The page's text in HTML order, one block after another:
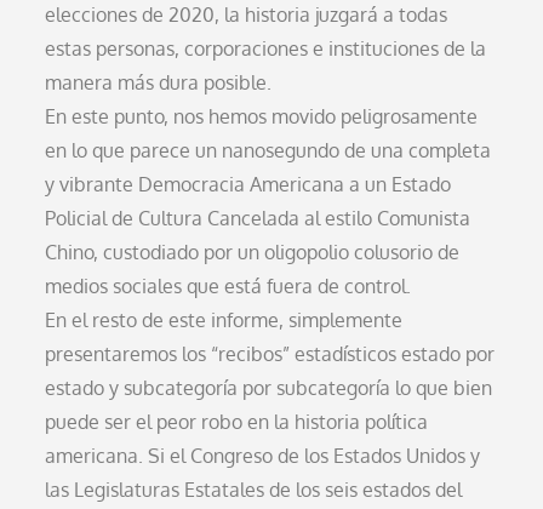
elecciones de 2020, la historia juzgará a todas
estas personas, corporaciones e instituciones de la
manera más dura posible.
En este punto, nos hemos movido peligrosamente
en lo que parece un nanosegundo de una completa
y vibrante Democracia Americana a un Estado
Policial de Cultura Cancelada al estilo Comunista
Chino, custodiado por un oligopolio colusorio de
medios sociales que está fuera de control.
En el resto de este informe, simplemente
presentaremos los “recibos” estadísticos estado por
estado y subcategoría por subcategoría lo que bien
puede ser el peor robo en la historia política
americana. Si el Congreso de los Estados Unidos y
las Legislaturas Estatales de los seis estados del